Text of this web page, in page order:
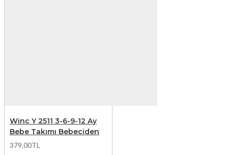
Winc Y 2511 3-6-9-12 Ay
Bebe Takımı Bebeciden
379,00TL